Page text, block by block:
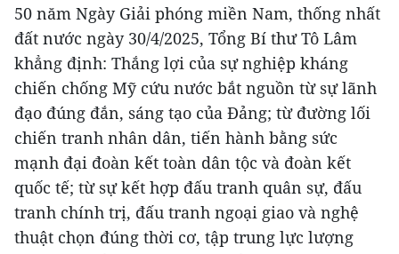
50 năm Ngày Giải phóng miền Nam, thống nhất
đất nước ngày 30/4/2025, Tổng Bí thư Tô Lâm
khẳng định: Thắng lợi của sự nghiệp kháng
chiến chống Mỹ cứu nước bắt nguồn từ sự lãnh
đạo đúng đắn, sáng tạo của Đảng; từ đường lối
chiến tranh nhân dân, tiến hành bằng sức
mạnh đại đoàn kết toàn dân tộc và đoàn kết
quốc tế; từ sự kết hợp đấu tranh quân sự, đấu
tranh chính trị, đấu tranh ngoại giao và nghệ
thuật chọn đúng thời cơ, tập trung lực lượng